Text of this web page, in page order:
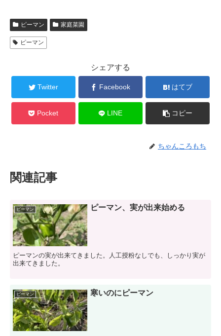
ピーマン 家庭菜園
ピーマン
シェアする
Twitter Facebook はてブ
Pocket LINE コピー
ちゃんころもち
関連記事
ピーマン ピーマン、実が出来始める
ピーマンの実が出来てきました。人工授粉なしでも、しっかり実が
出来てきました。
ピーマン 寒いのにピーマン